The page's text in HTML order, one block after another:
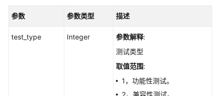
迭
参数 参数类型 描述
test_type Integer 参数解释:
测试类型
取值范围:
1，功能性测试。
2，兼容性测试。